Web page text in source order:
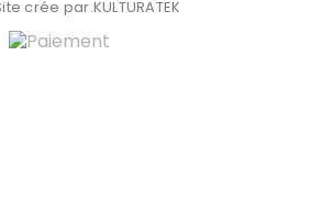
crée par.KULTURATEK